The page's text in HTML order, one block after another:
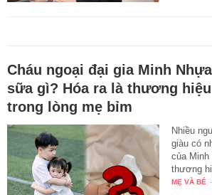
Cháu ngoại đại gia Minh
sữa gì? Hóa ra là thương
trong lòng mẹ bỉm
Nhiều
giàu có
của
thương
MẸ VÀ BÉ -